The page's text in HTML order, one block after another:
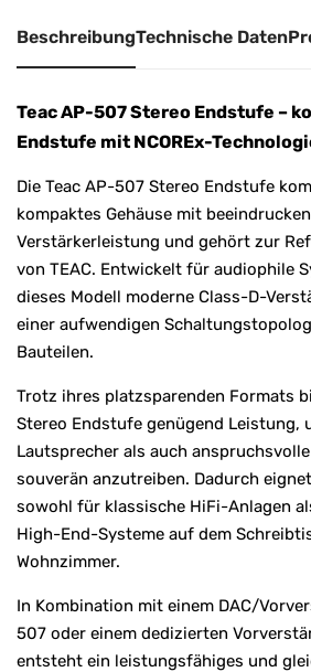
:BeschreibungTechnische Daten
Teac AP-507 Stereo Endstufe –
Endstufe mit NCOREx-
Die Teac AP-507 Stereo Endstufe
kompaktes Gehäuse mit
Verstärkerleistung und gehört zur
von TEAC. Entwickelt für audiophile
dieses Modell moderne Class-D-
einer aufwendigen
Bauteilen.
Trotz ihres platzsparenden Formats
Stereo Endstufe genügend Leistung,
Lautsprecher als auch
souverän anzutreiben. Dadurch
sowohl für klassische HiFi-Anlagen
High-End-Systeme auf dem
Wohnzimmer.
In Kombination mit einem DAC/
507 oder einem dedizierten
entsteht ein leistungsfähiges und